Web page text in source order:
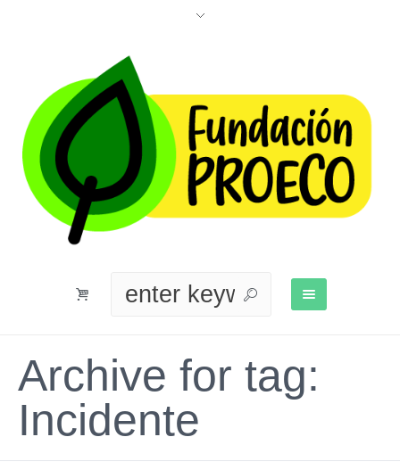
Archive for tag:
Incidente